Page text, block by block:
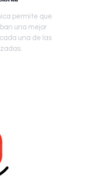
permite que
una mejor
una de las